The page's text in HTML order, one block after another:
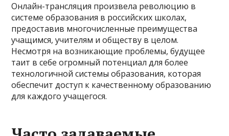
Онлайн-трансляция произвела революцию в
системе образования в российских школах,
предоставив многочисленные преимущества
учащимся, учителям и обществу в целом.
Несмотря на возникающие проблемы, будущее
таит в себе огромный потенциал для более
технологичной системы образования, которая
обеспечит доступ к качественному образованию
для каждого учащегося.